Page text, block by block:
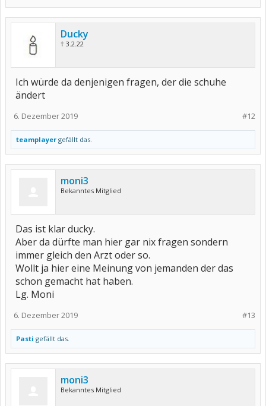
Ducky
† 3.2.22
Ich würde da denjenigen fragen, der die schuhe
ändert
#12
6. Dezember 2019
teamplayer gefällt das.
moni3
Bekanntes Mitglied
Das ist klar ducky.
Aber da dürfte man hier gar nix fragen sondern
immer gleich den Arzt oder so.
Wollt ja hier eine Meinung von jemanden der das
schon gemacht hat haben.
Lg. Moni
#13
6. Dezember 2019
Pasti gefällt das.
moni3
Bekanntes Mitglied